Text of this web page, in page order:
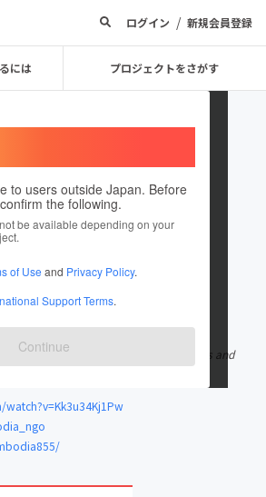
ログイン / 新規会員登録
には プロジェクトをさがす
to users outside Japan. Before
the following.
be available depending on your
of Use and Privacy Policy.
Support Terms.
Continue
SCF organization
ジェクトを投稿しています
東京都
リースクール 正式名:cambodian Studends and
住所:ផ្ទះលេខ៣៩អឺ០អឺ១ もっと見る